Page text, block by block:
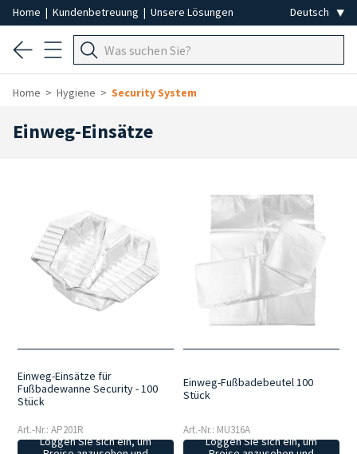
Home | Kundenbetreuung | Unsere Lösungen
Home Hygiene Security System
Einweg-Einsätze
Einweg-Einsätze für
Fußbadewanne Security - 100
Stück
Art.-Nr.: AP201R
Loggen Sie sich ein, um
Einweg-Fußbadebeutel 100
Stück
Art.-Nr.: MU316A
Loggen Sie sich ein, um